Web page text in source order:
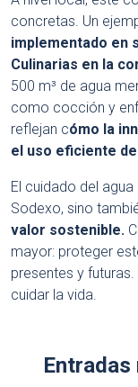
concretas. Un
implementado en
Culinarias en la
500 m³ de agua
como cocción y
reflejan cómo la
el uso eficiente
El cuidado del
Sodexo, sino
valor sostenible.
mayor: proteger
presentes y
cuidar la vida.